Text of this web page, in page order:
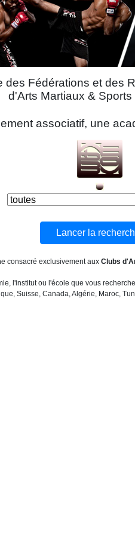
des Fédérations et des
d'Arts Martiaux &
associatif, une
consacré exclusivement aux Clubs
l'institut ou l'école que vous
Suisse, Canada, Algérie, Maroc,